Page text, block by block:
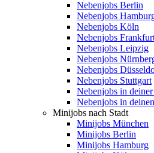
Nebenjobs Berlin
Nebenjobs
Nebenjobs Köln
Nebenjobs
Nebenjobs Leipzig
Nebenjobs
Nebenjobs
Nebenjobs Stuttgart
Nebenjobs in
Nebenjobs in
Minijobs nach Stadt
Minijobs München
Minijobs Berlin
Minijobs Hamburg